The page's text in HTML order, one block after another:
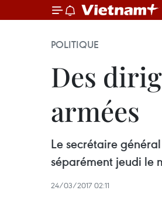
POLITIQUE
Des
armées
Le secrétaire
séparément jeudi le
24/03/2017 02:11